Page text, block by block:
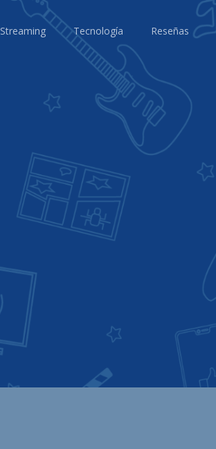
Streaming Tecnología Reseñas